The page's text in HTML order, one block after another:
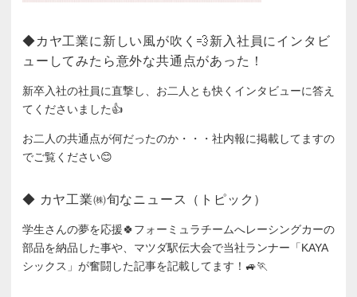
◆カヤ工業に新しい風が吹く💨新入社員にインタビ
ューしてみたら意外な共通点があった！
新卒入社の社員に直撃し、お二人とも快くインタビューに答え
てくださいました👍
お二人の共通点が何だったのか・・・社内報に掲載してますの
でご覧ください😊
◆ カヤ工業㈱旬なニュース（トピック）
学生さんの夢を応援🍀フォーミュラチームへレーシングカーの
部品を納品した事や、マツダ駅伝大会で当社ランナー「KAYA
シックス」が奮闘した記事を記載してます！🚙🏃